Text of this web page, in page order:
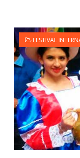
FESTIVAL